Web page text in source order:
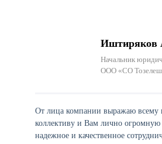
Иштиряков
Начальник
ООО «СО
От лица компании выражаю всему
коллективу и Вам лично огромную
надежное и качественное